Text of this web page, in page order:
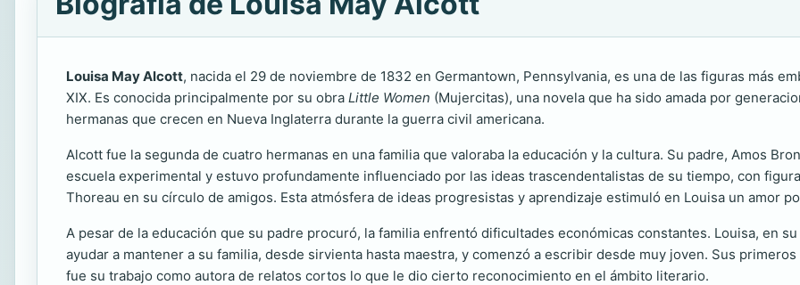
Louisa May Alcott, nacida el 29 de noviembre de 1832 en Germantown, Pennsylvania, es una de las figuras más
XIX. Es conocida principalmente por su obra Little Women (Mujercitas), una novela que ha sido amada por
hermanas que crecen en Nueva Inglaterra durante la guerra civil americana.
Alcott fue la segunda de cuatro hermanas en una familia que valoraba la educación y la cultura. Su padre, Amos
escuela experimental y estuvo profundamente influenciado por las ideas trascendentalistas de su tiempo, con
Thoreau en su círculo de amigos. Esta atmósfera de ideas progresistas y aprendizaje estimuló en Louisa un amor
A pesar de la educación que su padre procuró, la familia enfrentó dificultades económicas constantes. Louisa, en
ayudar a mantener a su familia, desde sirvienta hasta maestra, y comenzó a escribir desde muy joven. Sus
fue su trabajo como autora de relatos cortos lo que le dio cierto reconocimiento en el ámbito literario.